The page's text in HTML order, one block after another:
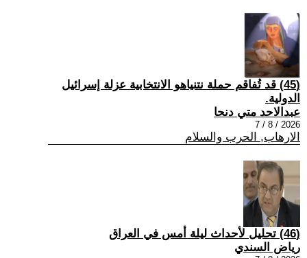
(45) قد تُفاقم حملة نتنياهو الانتخابية عزلة إسرائيل
الدولية.
عبدالاحد متي دنحا
2026 / 8 / 7
الارهاب, الحرب والسلام
(46) تحليل لأحداث ليلة أمس في العراق
رياض السندي